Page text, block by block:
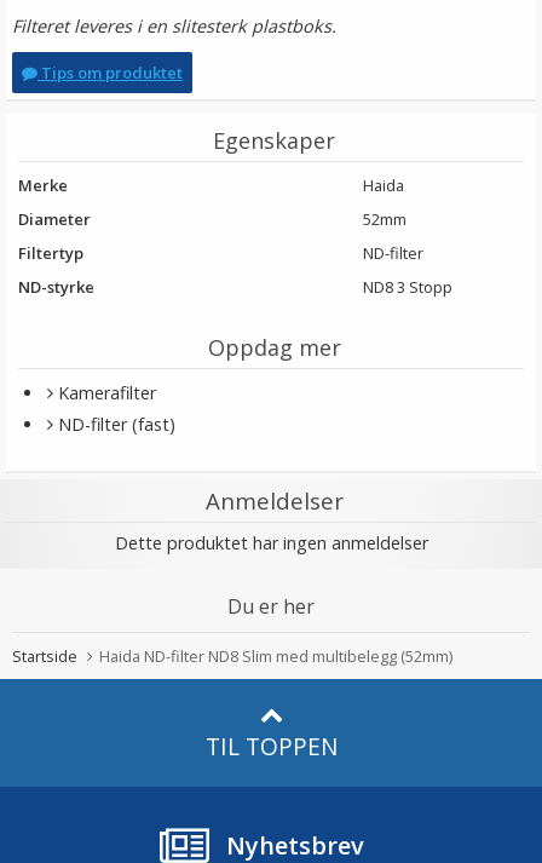
Filteret leveres i en slitesterk plastboks.
Tips om produktet
Egenskaper
Merke
Haida
Diameter
52mm
Filtertyp
ND-filter
ND-styrke
ND8 3 Stopp
Oppdag mer
Kamerafilter
ND-filter (fast)
Anmeldelser
Dette produktet har ingen anmeldelser
Du er her
Startside Haida ND-filter ND8 Slim med multibelegg (52mm)
TIL TOPPEN
Nyhetsbrev